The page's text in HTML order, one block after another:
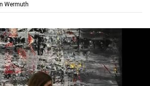
Wermuth